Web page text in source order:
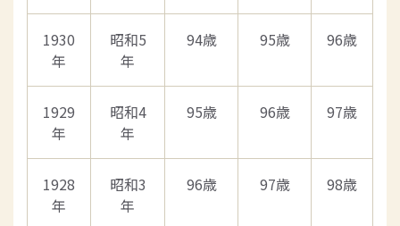
1930
年
昭和5
年
94歳 95歳 96歳
1929
年
昭和4
年
95歳 96歳 97歳
1928
年
昭和3
年
96歳 97歳 98歳